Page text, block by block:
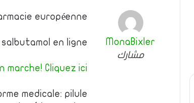
MonaBixler
مشارك
européenne
en ligne
Cliquez ici!
medicale: pilule